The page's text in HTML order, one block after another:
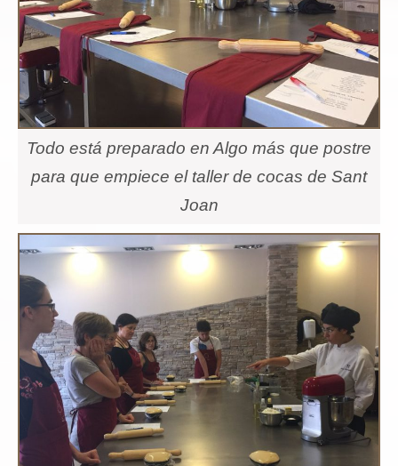
Todo está preparado en Algo más que postre
para que empiece el taller de cocas de Sant
Joan